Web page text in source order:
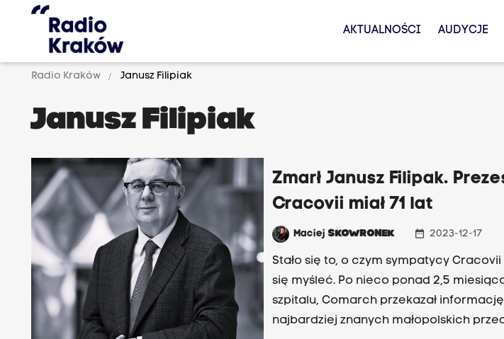
AKTUALNOŚCI AUDYCJE
Radio Kraków Janusz Filipiak
Janusz Filipiak
Zmarł Janusz Filipak.
Cracovii miał 71 lat
MaciejSKOWRONEK date_range 2023-12-17
Stało się to, o czym sympatycy
się myśleć. Po nieco ponad 2,5
szpitalu, Comarch przekazał
najbardziej znanych małopolskich